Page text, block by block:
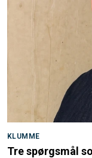
KLUMME
Tre spørgsmål